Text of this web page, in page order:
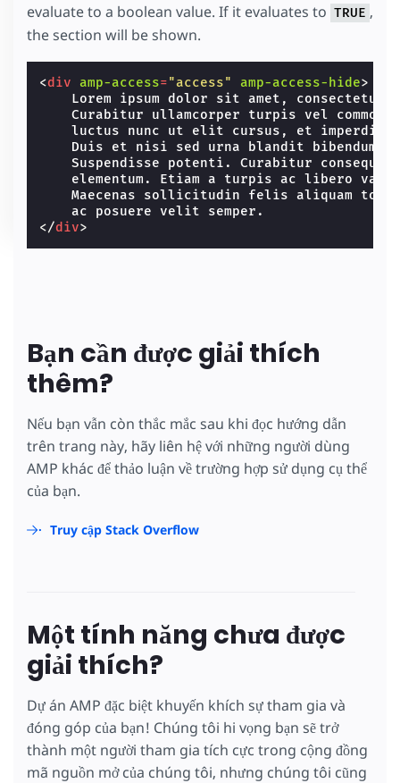
evaluate to a boolean value. If it evaluates to TRUE ,
the section will be shown.
<div amp-access="access" amp-access-hide>
Lorem ipsum dolor sit amet, consectetur
Curabitur ullamcorper turpis vel commodo
luctus nunc ut elit cursus, et imperdiet
Duis et nisi sed urna blandit bibendum
Suspendisse potenti. Curabitur consequat
elementum. Etiam a turpis ac libero
Maecenas sollicitudin felis aliquam
</div>
Bạn cần được giải thích
thêm?
Nếu bạn vẫn còn thắc mắc sau khi đọc hướng dẫn
trên trang này, hãy liên hệ với những người dùng
AMP khác để thảo luận về trường hợp sử dụng cụ thể
của bạn.
Truy cập Stack Overflow
Một tính năng chưa được
giải thích?
Dự án AMP đặc biệt khuyến khích sự tham gia và
đóng góp của bạn! Chúng tôi hi vọng bạn sẽ trở
thành một người tham gia tích cực trong cộng đồng
mã nguồn mở của chúng tôi, nhưng chúng tôi cũng